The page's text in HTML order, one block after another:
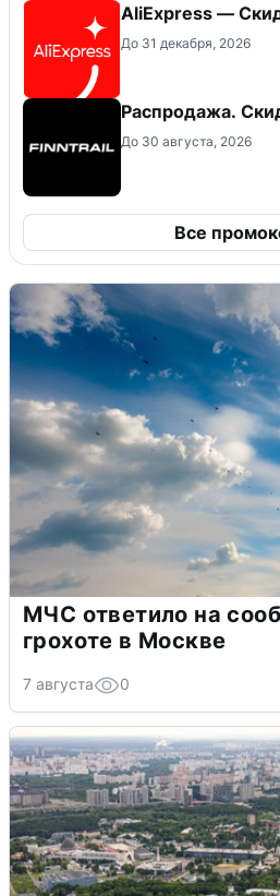
AliExpress —
До 31 декабря, 2026
Распродажа.
До 30 августа, 2026
Все
МЧС ответило на
грохоте в Москве
7 августа 0